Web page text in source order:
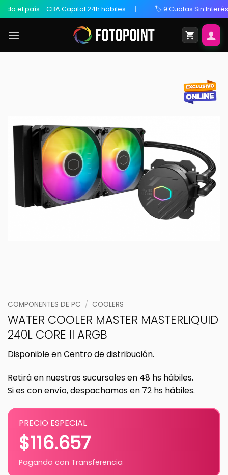
país - CBA Capital 24h hábiles 🏷️ 9 Cuotas Sin Interés /
COMPONENTES DE PC / COOLERS
WATER COOLER MASTER MASTERLIQUID
240L CORE II ARGB
Disponible en Centro de distribución.
Retirá en nuestras sucursales en 48 hs hábiles.
Si es con envío, despachamos en 72 hs hábiles.
PRECIO ESPECIAL
$116.657
Pagando con Transferencia